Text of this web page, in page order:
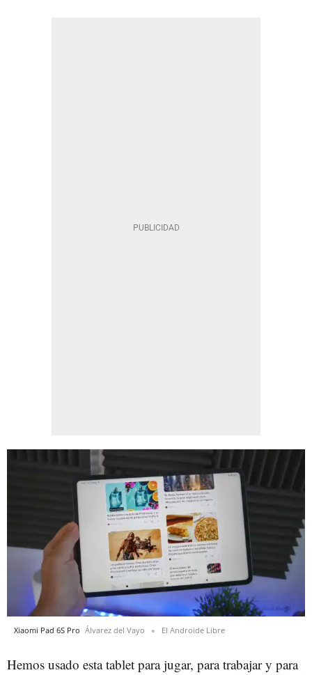
Xiaomi Pad 6S Pro Álvarez del Vayo El Androide Libre
Hemos usado esta tablet para jugar, para trabajar y para